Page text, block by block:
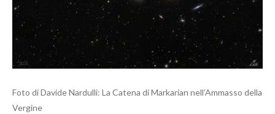
Foto di Davide Nardulli: La Catena di Markarian nell’Ammasso della
Vergine